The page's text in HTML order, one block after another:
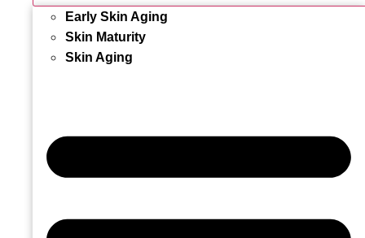
Early Skin Aging
Skin Maturity
Skin Aging